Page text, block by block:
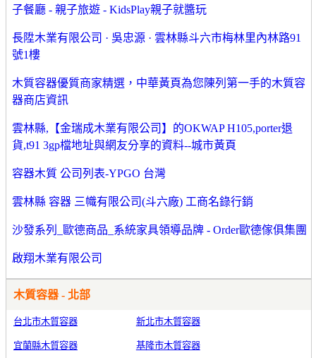
子餐廳 - 親子旅遊 - KidsPlay親子就醬玩
長陞木業有限公司 · 吳忠源 · 雲林縣斗六市梅林里內林路91
號1樓
木質容器優質商家精選，中華黃頁為您陳列第一手的木質容
器商店資訊
雲林縣,【金瑞成木業有限公司】的OKWAP H105,porter退
貨,t91 3gp檔地址與網友分享的資料--城市黃頁
容器木質 公司列表-YPGO 台灣
雲林縣 容器 三幟有限公司(斗六廠) 工商名錄行銷
沙發系列_歐德商品_系統家具領導品牌 - Order歐德傢俱集團
啟翔木業有限公司
木質容器 - 北部
台北市木質容器 新北市木質容器
宜蘭縣木質容器 基隆市木質容器